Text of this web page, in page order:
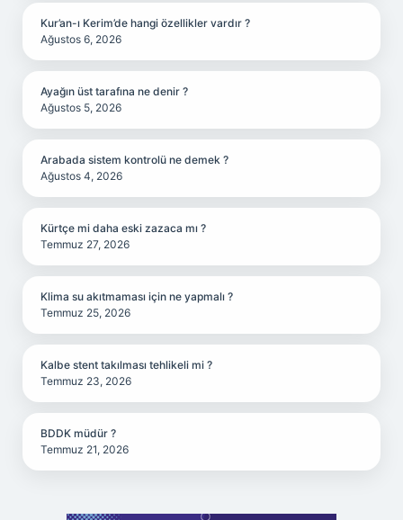
Kur’an-ı Kerim’de hangi özellikler vardır ?
Ağustos 6, 2026
Ayağın üst tarafına ne denir ?
Ağustos 5, 2026
Arabada sistem kontrolü ne demek ?
Ağustos 4, 2026
Kürtçe mi daha eski zazaca mı ?
Temmuz 27, 2026
Klima su akıtmaması için ne yapmalı ?
Temmuz 25, 2026
Kalbe stent takılması tehlikeli mi ?
Temmuz 23, 2026
BDDK müdür ?
Temmuz 21, 2026